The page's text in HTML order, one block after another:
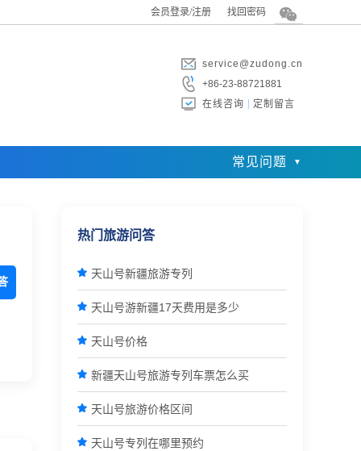
会员登录/注册 找回密码
service@zudong.cn
+86-23-88721881
在线咨询
定制留言
常见问题
热门旅游问答
 天山号新疆旅游专列
 天山号游新疆17天费用是多少
 天山号价格
 新疆天山号旅游专列车票怎么买
 天山号旅游价格区间
 天山号专列在哪里预约